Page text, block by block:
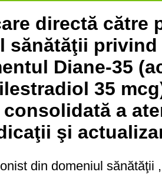
directă către
sănătăţii privind
Diane-35
35
a
şi
din domeniul sănătăţii ,